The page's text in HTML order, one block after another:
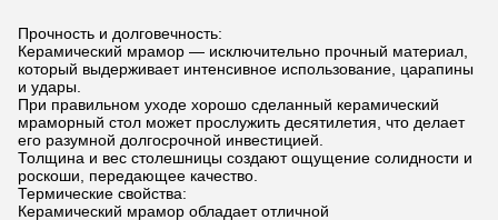
Прочность и долговечность:
Керамический мрамор — исключительно прочный материал,
который выдерживает интенсивное использование, царапины
и удары.
При правильном уходе хорошо сделанный керамический
мраморный стол может прослужить десятилетия, что делает
его разумной долгосрочной инвестицией.
Толщина и вес столешницы создают ощущение солидности и
роскоши, передающее качество.
Термические свойства:
Керамический мрамор обладает отличной